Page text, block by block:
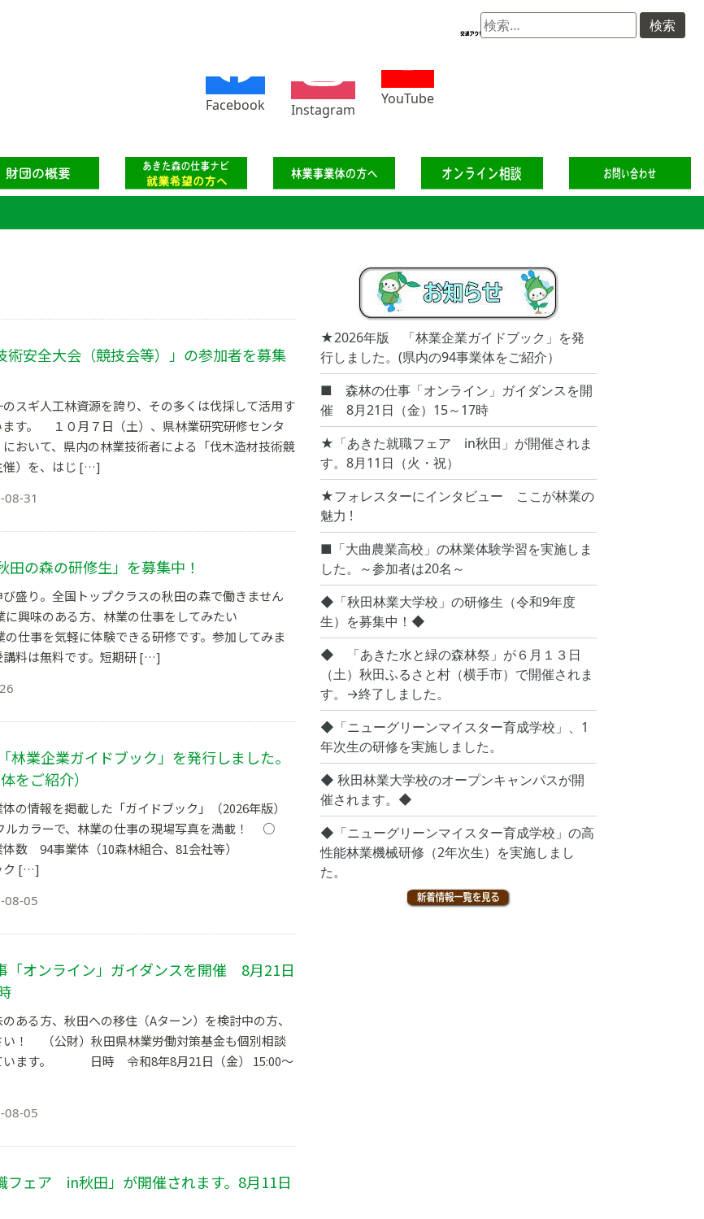
Facebook Instagram
YouTube
検
索:
安全大会（競技会等）」の参加者を募集
スギ人工林資源を誇り、その多くは伐採して活用す
ます。 １０月７日（土）、県林業研究研修センタ
おいて、県内の林業技術者による「伐木造材技術競
催）を、はじ […]
08-31
田の森の研修生」を募集中！
盛り。全国トップクラスの秋田の森で働きません
に興味のある方、林業の仕事をしてみたい
の仕事を気軽に体験できる研修です。参加してみま
講料は無料です。短期研 […]
業企業ガイドブック」を発行しました。
をご紹介）
の情報を掲載した「ガイドブック」（2026年版）
ルカラーで、林業の仕事の現場写真を満載！ ○
体数 94事業体（10森林組合、81会社等）
ク […]
08-05
オンライン」ガイダンスを開催 8月21日
ある方、秋田への移住（Aターン）を検討中の方、
い！ （公財）秋田県林業労働対策基金も個別相談
います。 日時 令和8年8月21日（金） 15:00～
08-05
ェア in秋田」が開催されます。8月11日
★2026年版 「林業企業ガイドブック」を発
行しました。(県内の94事業体をご紹介）
■ 森林の仕事「オンライン」ガイダンスを開
催 8月21日（金）15～17時
★「あきた就職フェア in秋田」が開催されま
す。8月11日（火・祝）
★フォレスターにインタビュー ここが林業の
魅力 !
■「大曲農業高校」の林業体験学習を実施しま
した。～参加者は20名～
◆「秋田林業大学校」の研修生（令和9年度
生）を募集中！◆
◆ 「あきた水と緑の森林祭」が６月１３日
（土）秋田ふるさと村（横手市）で開催されま
す。→終了しました。
◆「ニューグリーンマイスター育成学校」、1
年次生の研修を実施しました。
◆ 秋田林業大学校のオープンキャンパスが開
催されます。◆
◆「ニューグリーンマイスター育成学校」の高
性能林業機械研修（2年次生）を実施しまし
た。